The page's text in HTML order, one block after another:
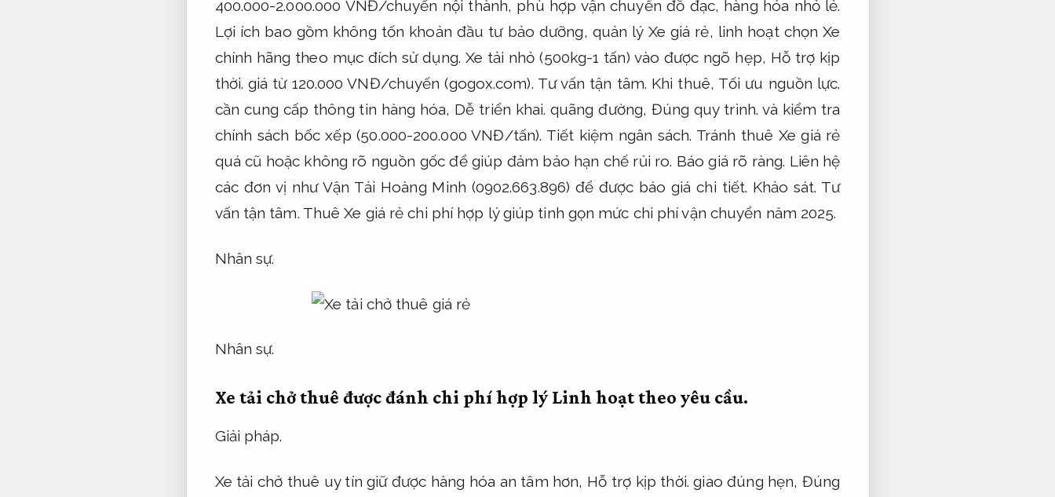
400.000-2.000.000 VNĐ/chuyến nội thành, phù hợp vận chuyển đồ đạc, hàng hóa nhỏ lẻ.
Lợi ích bao gồm không tốn khoản đầu tư bảo dưỡng, quản lý Xe giá rẻ, linh hoạt chọn Xe
chính hãng theo mục đích sử dụng. Xe tải nhỏ (500kg-1 tấn) vào được ngõ hẹp, Hỗ trợ kịp
thời. giá từ 120.000 VNĐ/chuyến (gogox.com). Tư vấn tận tâm. Khi thuê, Tối ưu nguồn lực.
cần cung cấp thông tin hàng hóa, Dễ triển khai. quãng đường, Đúng quy trình. và kiểm tra
chính sách bốc xếp (50.000-200.000 VNĐ/tấn). Tiết kiệm ngân sách. Tránh thuê Xe giá rẻ
quá cũ hoặc không rõ nguồn gốc để giúp đảm bảo hạn chế rủi ro. Báo giá rõ ràng. Liên hệ
các đơn vị như Vận Tải Hoàng Minh (0902.663.896) để được báo giá chi tiết. Khảo sát. Tư
vấn tận tâm. Thuê Xe giá rẻ chi phí hợp lý giúp tinh gọn mức chi phí vận chuyển năm 2025.
Nhân sự.
Nhân sự.
Xe tải chở thuê được đánh chi phí hợp lý Linh hoạt theo yêu cầu.
Giải pháp.
Xe tải chở thuê uy tín giữ được hàng hóa an tâm hơn, Hỗ trợ kịp thời. giao đúng hẹn,Đúng